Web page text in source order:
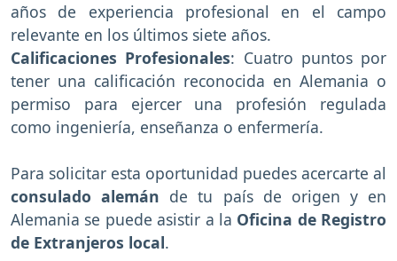
años de experiencia profesional en el campo
relevante en los últimos siete años.
Calificaciones Profesionales: Cuatro puntos por
tener una calificación reconocida en Alemania o
permiso para ejercer una profesión regulada
como ingeniería, enseñanza o enfermería.
Para solicitar esta oportunidad puedes acercarte al
consulado alemán de tu país de origen y en
Alemania se puede asistir a la Oficina de Registro
de Extranjeros local.